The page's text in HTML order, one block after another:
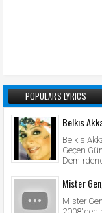
POPULARS LYRICS
Belkıs
Belkıs
Geçen
Mister
Mister